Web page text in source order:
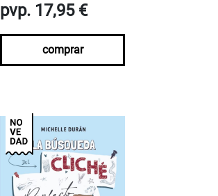
pvp. 17,95 €
comprar